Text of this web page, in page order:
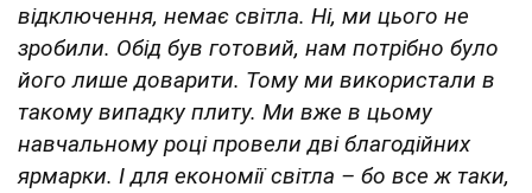
відключення, немає світла. Ні, ми цього не
зробили. Обід був готовий, нам потрібно було
його лише доварити. Тому ми використали в
такому випадку плиту. Ми вже в цьому
навчальному році провели дві благодійних
ярмарки. І для економії світла – бо все ж таки,